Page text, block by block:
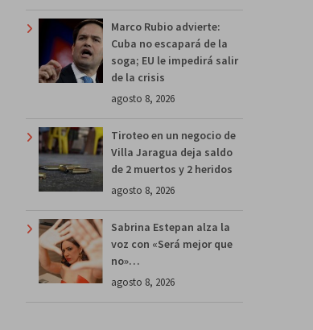
Marco Rubio advierte:
Cuba no escapará de la
soga; EU le impedirá salir
de la crisis
agosto 8, 2026
Tiroteo en un negocio de
Villa Jaragua deja saldo
de 2 muertos y 2 heridos
agosto 8, 2026
Sabrina Estepan alza la
voz con «Será mejor que
no»…
agosto 8, 2026